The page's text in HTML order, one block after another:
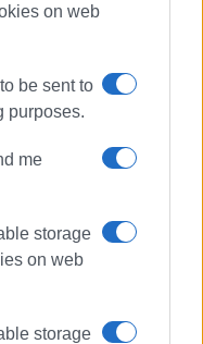
on web
be sent to
purposes.
me
storage
on web
storage